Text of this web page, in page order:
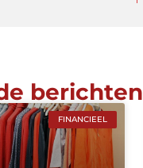
berichten
FINANCIEEL